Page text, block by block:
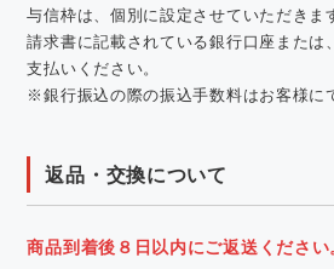
与信枠は、個別に設定させていただきま
請求書に記載されている銀行口座または
支払いください。
※銀行振込の際の振込手数料はお客様に
返品・交換について
商品到着後８日以内にご返送ください